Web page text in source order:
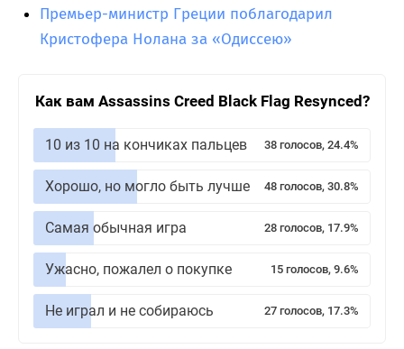
Премьер-министр Греции поблагодарил
Кристофера Нолана за «Одиссею»
Как вам Assassins Creed Black Flag Resynced?
10 из 10 на кончиках пальцев 38 голосов, 24.4%
Хорошо, но могло быть лучше 48 голосов, 30.8%
Самая обычная игра 28 голосов, 17.9%
Ужасно, пожалел о покупке 15 голосов, 9.6%
Не играл и не собираюсь 27 голосов, 17.3%